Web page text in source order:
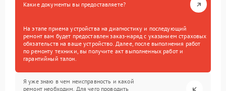
Какие документы вы предоставляете?
На этапе приема устройства на диагностику и последующий
ремонт вам будет предоставлен заказ-наряд с указанием страховых
обязательств на ваше устройство. Далее, после выполнения работ
по ремонту техники, вы получите акт выполненных работ и
гарантийный талон.
Я уже знаю в чем неисправность и какой
ремонт необходим. Для чего проводить